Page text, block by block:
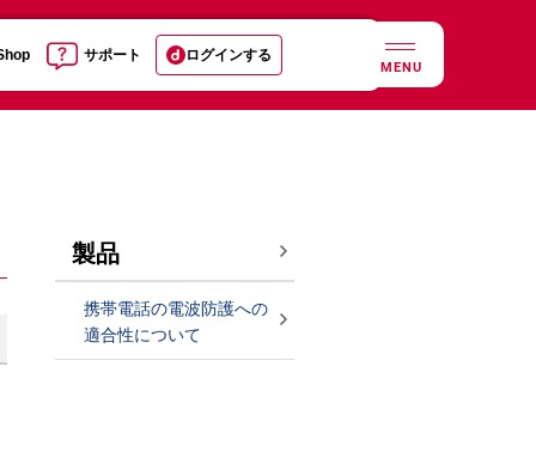
サポート ログインする
MENU
製品
携帯電話の電波防護への
適合性について